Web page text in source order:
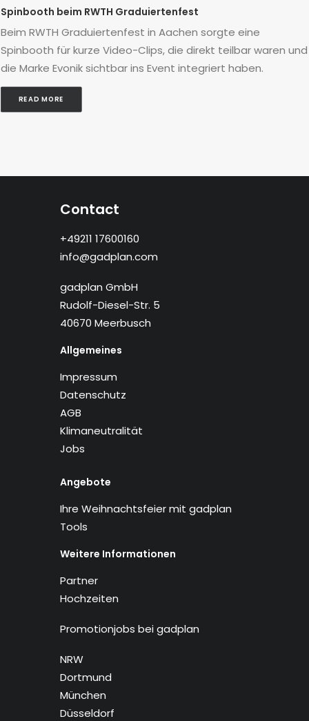
Spinbooth beim RWTH Graduiertenfest
Beim RWTH Graduiertenfest in Aachen sorgte eine
Spinbooth für kurze Video-Clips, die direkt teilbar waren und
die Marke Evonik sichtbar ins Event integriert haben.
READ MORE
Contact
+49211 17600160
info@gadplan.com
gadplan GmbH
Rudolf-Diesel-Str. 5
40670 Meerbusch
Allgemeines
Impressum
Datenschutz
AGB
Klimaneutralität
Jobs
Angebote
Ihre Weihnachtsfeier mit gadplan
Tools
Weitere Informationen
Partner
Hochzeiten
Promotionjobs bei gadplan
NRW
Dortmund
München
Düsseldorf